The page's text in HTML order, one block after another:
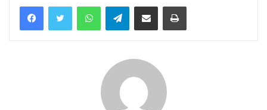
WhatsAppTelegramShare via Email Print